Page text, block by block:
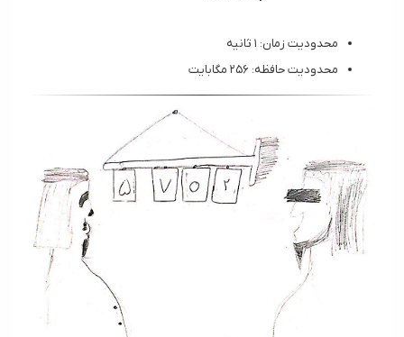
محدودیت زمان: ۱ ثانیه
محدودیت حافظه: ۲۵۶ مگابایت